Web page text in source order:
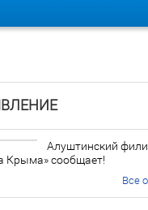
Алуштинский
Крыма» сообщает!
Все